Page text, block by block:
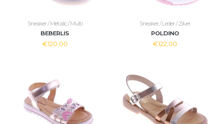
Sneaker / Metalic / Multi
BEBERLIS
€120,00
Sneaker / Leder / Zilver
POLDINO
€122,00